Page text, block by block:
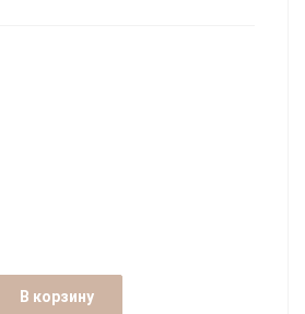
В корзину